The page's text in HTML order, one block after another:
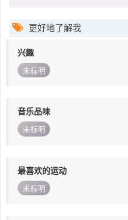
更好地了解我
兴趣
未标明
音乐品味
未标明
最喜欢的运动
未标明